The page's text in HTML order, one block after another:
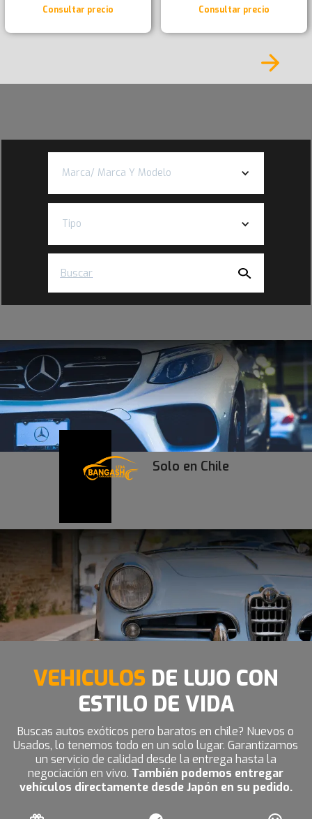
Consultar precio Consultar precio
Marca/ Marca Y Modelo
Tipo
Buscar
Solo en Chile
VEHICULOS DE LUJO CON
ESTILO DE VIDA
Buscas autos exóticos pero baratos en chile? Nuevos o
Usados, lo tenemos todo en un solo lugar. Garantizamos
un servicio de calidad desde la entrega hasta la
negociación en vivo. También podemos entregar
vehículos directamente desde Japón en su pedido.